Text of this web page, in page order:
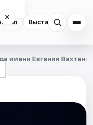
Выставки
×
☾
имени Евгения